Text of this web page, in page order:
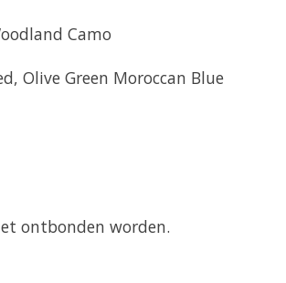
Camo
Olive Green Moroccan Blue
ontbonden worden.